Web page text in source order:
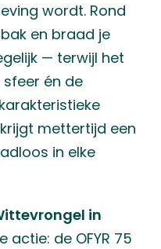
wordt. Rond
en braad je
— terwijl het
én de
mettertijd een
in elke
in
actie: de OFYR 75